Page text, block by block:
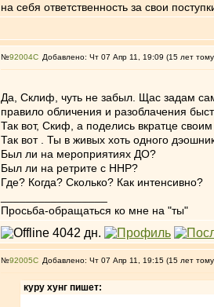
на себя ответственность за свои
№92004 Добавлено: Чт 07 Апр 11, 19:09 (15 лет
Да, Склиф, чуть не забыл. Щас задам
правило обличения и разоблачения
Так вот, Скиф, а поделись вкратце
Так вот . Ты в живых хоть одного
Был ли на мероприятиях ДО?
Был ли на ретрите с ННР?
Где? Когда? Сколько? Как интенсивно?
Просьба-обращаться ко мне на "ты"
№92005 Добавлено: Чт 07 Апр 11, 19:15 (15 лет
куру хунг пишет: